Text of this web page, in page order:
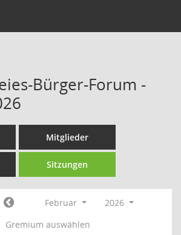
Bürger-Forum -
Mitglieder
Sitzungen
Februar
2026
Gremium auswählen